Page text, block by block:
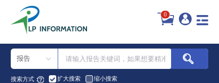
0
报告
搜索方式： 扩大搜索 缩小搜索